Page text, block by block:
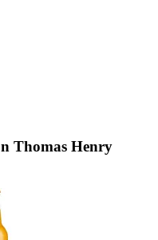
Thomas Henry